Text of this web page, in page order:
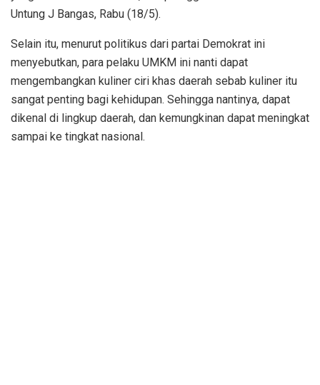
Untung J Bangas, Rabu (18/5).
Selain itu, menurut politikus dari partai Demokrat ini
menyebutkan, para pelaku UMKM ini nanti dapat
mengembangkan kuliner ciri khas daerah sebab kuliner itu
sangat penting bagi kehidupan. Sehingga nantinya, dapat
dikenal di lingkup daerah, dan kemungkinan dapat meningkat
sampai ke tingkat nasional.